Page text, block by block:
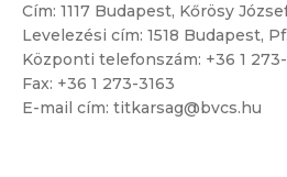
Cím: 1117 Budapest, Kőrösy
Levelezési cím: 1518 Budapest,
Központi telefonszám: +36 1
Fax: +36 1 273-3163
E-mail cím: titkarsag@bvcs.hu